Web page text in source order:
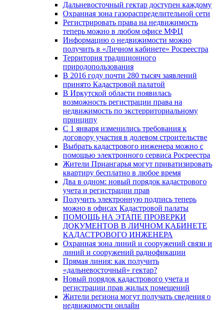
Дальневосточный гектар доступен каждому
Охранная зона газораспределительной сети
Регистрировать права на недвижимость
теперь можно в любом офисе МФЦ
Информацию о недвижимости можно
получить в «Личном кабинете» Росреестра
Территория традиционного
природопользования
В 2016 году почти 280 тысяч заявлений
принято Кадастровой палатой
В Иркутской области появилась
возможность регистрации права на
недвижимость по экстерриториальному
принципу
C 1 января изменились требования к
договору участия в долевом строительстве
Выбрать кадастрового инженера можно с
помощью электронного сервиса Росреестра
Жители Приангарья могут приватизировать
квартиру бесплатно в любое время
Два в одном: новый порядок кадастрового
учета и регистрации прав
Получить электронную подпись теперь
можно в офисах Кадастровой палаты
ПОМОЩЬ НА ЭТАПЕ ПРОВЕРКИ
ДОКУМЕНТОВ В ЛИЧНОМ КАБИНЕТЕ
КАДАСТРОВОГО ИНЖЕНЕРА
Охранная зона линий и сооружений связи и
линий и сооружений радиофикации
Прямая линия: как получить
«дальневосточный» гектар?
Новый порядок кадастрового учета и
регистрации прав жилых помещений
Жители региона могут получать сведения о
недвижимости онлайн